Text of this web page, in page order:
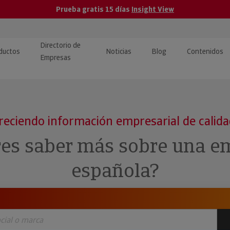
Prueba gratis 15 días Insight View
y ERP
· Recuperación de
Directorio de
Empresas
Noticias Blog Contenidos
Pública
Investigada
información empresarial de
saber más sobre una
española?